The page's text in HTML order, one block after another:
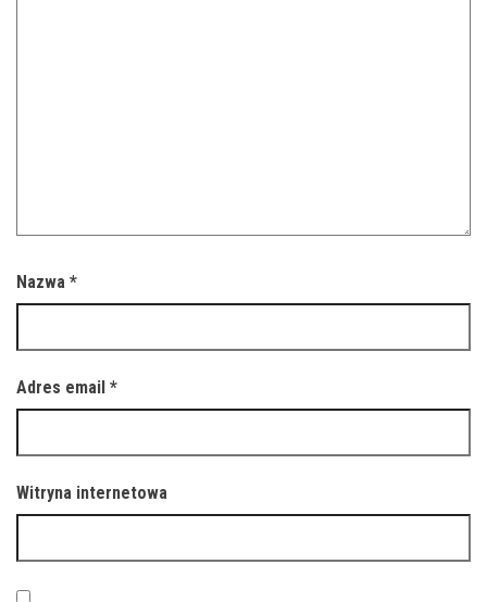
Nazwa *
Adres email *
Witryna internetowa